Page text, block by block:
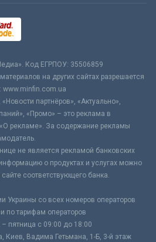
Код ЕГРПОУ: 35506859
на других сайтах разрешается
www.minfin.com.ua
партнёров», «Актуально»,
«Промо» – это реклама в
рекламе». За содержание рекламы
не является рекламой банковских
о продуктах и услугах можно
соответствующего банка.
Украины со всех номеров операторов
по тарифам операторов
пятница с 09:00 до 18:00
Киев, Вадима Гетьмана, 1-Б, 3-й этаж